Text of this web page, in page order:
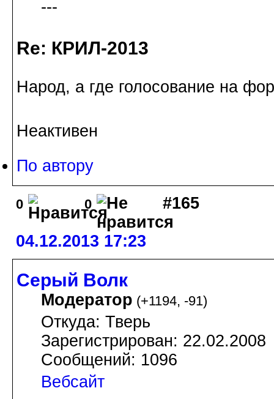
---
Re: КРИЛ-2013
Народ, а где голосование на
Неактивен
По автору
0 0 #165
04.12.2013 17:23
Серый Волк
Модератор (+1194, -91)
Откуда: Тверь
Зарегистрирован: 22.02.2008
Сообщений: 1096
Вебсайт